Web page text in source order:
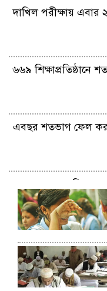
দাখিল পরীক্ষায় এবার
৬৬৯ শিক্ষাপ্রতিষ্ঠানে
এবছর শতভাগ ফেল করা
এ বছর এসএসসিতে সব
গণিতে
সর্বোচ্চ পরীক্ষার্থী